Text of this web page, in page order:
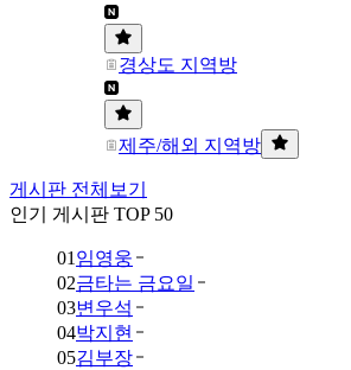
경상도 지역방
제주/해외 지역방
게시판 전체보기
인기 게시판 TOP 50
01 임영웅
02금타는 금요일
03변우석
04박지현
05김부장